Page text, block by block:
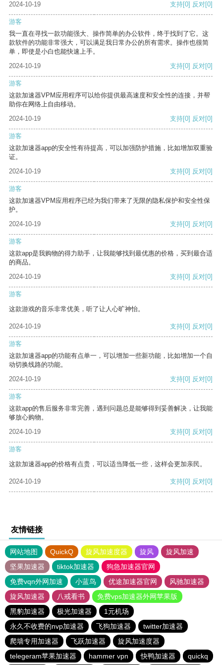
2024-10-19 支持[0] 反对[0]
游客
我一直在寻找一款功能强大、操作简单的办公软件，终于找到了它。这
款软件的功能非常强大，可以满足我日常办公的所有需求。操作也很简
单，即使是小白也能快速上手。
2024-10-19
支持[0] 反对[0]
游客
这款加速器VPM应用程序可以给你提供最高速度和安全性的连接，并帮
助你在网络上自由移动。
2024-10-19
支持[0] 反对[0]
游客
这款加速器app的安全性有待提高，可以加强防护措施，比如增加双重验
证。
2024-10-19
支持[0] 反对[0]
游客
这款加速器VPM应用程序已经为我们带来了无限的隐私保护和安全性保
护。
2024-10-19
支持[0] 反对[0]
游客
这款app是我购物的得力助手，让我能够找到最优惠的价格，买到最合适
的商品。
2024-10-19
支持[0] 反对[0]
游客
这款游戏的音乐非常优美，听了让人心旷神怡。
2024-10-19 支持[0] 反对[0]
游客
这款加速器app的功能有点单一，可以增加一些新功能，比如增加一个自
动切换线路的功能。
2024-10-19
支持[0] 反对[0]
游客
这款app的售后服务非常完善，遇到问题总是能够得到妥善解决，让我能
够放心购物。
2024-10-19
支持[0] 反对[0]
游客
这款加速器app的价格有点贵，可以适当降低一些，这样会更加亲民。
2024-10-19 支持[0] 反对[0]
友情链接
网站地图 QuickQ 旋风加速度器 旋风
旋风加速
坚果加速器
tiktok加速器
狗急加速器官网
免费vqn外网加速
小蓝鸟 优途加速器官网
风驰加速器
旋风加速器
八戒看书
免费vps加速器外网苹果版
黑豹加速器
极光加速器
1元机场
永久不收费的nvp加速器
飞狗加速器
twitter加速器
爬墙专用加速器
飞跃加速器
旋风加速度器
telegeram苹果加速器
hammer vpn 快鸭加速器 quickq